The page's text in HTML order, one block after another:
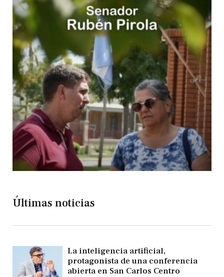
Últimas noticias
La inteligencia artificial,
protagonista de una conferencia
abierta en San Carlos Centro